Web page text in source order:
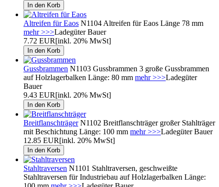
Altreifen für Eaos N1104 Altreifen für Eaos Länge 78 mm
mehr >>>Ladegüter Bauer
7.72 EUR[inkl. 20% MwSt]
Gussbrammen N1103 Gussbrammen 3 große Gussbrammen
auf Holzlagerbalken Länge: 80 mm mehr >>>Ladegüter
Bauer
9.43 EUR[inkl. 20% MwSt]
BreitflanschträgerN1102 Breitflanschträger großer Stahlträger
mit Beschichtung Länge: 100 mm mehr >>>Ladegüter Bauer
12.85 EUR[inkl. 20% MwSt]
Stahltraversen N1101 Stahltraversen, geschweißte
Stahltraversen für Industriebau auf Holzlagerbalken Länge: